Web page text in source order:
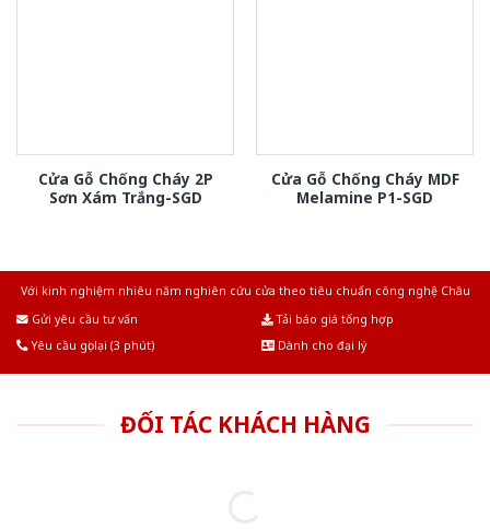
Cửa Gỗ Chống Cháy 2P
Sơn Xám Trắng-SGD
Cửa Gỗ Chống Cháy MDF
Melamine P1-SGD
Với kinh nghiệm nhiêu năm nghiên cứu cửa theo tiêu chuẩn công nghệ Châu
Gửi yêu cầu tư vấn
Tải báo giá tổng hợp
Yêu cầu gọi lại (3 phút)
Dành cho đại lý
ĐỐI TÁC KHÁCH HÀNG